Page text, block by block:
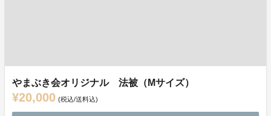
やまぶき会オリジナル 法被（Mサイズ）
¥20,000 (税込/送料込)